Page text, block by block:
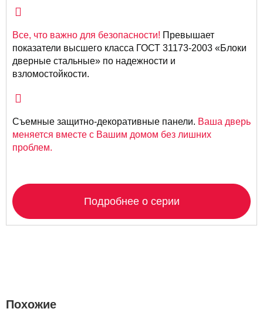
Все, что важно для безопасности! Превышает
показатели высшего класса ГОСТ 31173-2003 «Блоки
дверные стальные» по надежности и
взломостойкости.
Съемные защитно-декоративные панели. Ваша дверь
меняется вместе с Вашим домом без лишних
проблем.
Подробнее о серии
Похожие